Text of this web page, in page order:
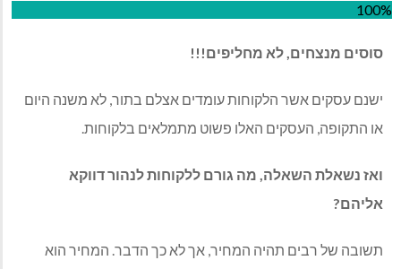
100%
סוסים מנצחים, לא מחליפים!!!
ישנם עסקים אשר הלקוחות עומדים אצלם בתור, לא משנה היום
או התקופה, העסקים האלו פשוט מתמלאים בלקוחות.
ואז נשאלת השאלה, מה גורם ללקוחות לנהור דווקא
אליהם?
תשובה של רבים תהיה המחיר, אך לא כך הדבר. המחיר הוא